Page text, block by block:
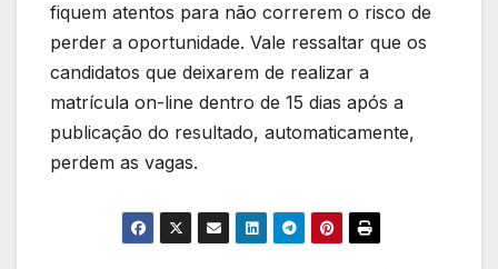
fiquem atentos para não correrem o risco de
perder a oportunidade. Vale ressaltar que os
candidatos que deixarem de realizar a
matrícula on-line dentro de 15 dias após a
publicação do resultado, automaticamente,
perdem as vagas.